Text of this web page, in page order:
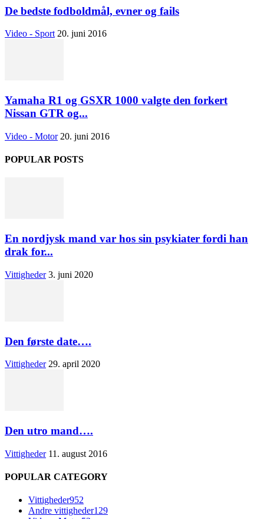
De bedste fodboldmål, evner og fails
Video - Sport 20. juni 2016
Yamaha R1 og GSXR 1000 valgte den forkert
Nissan GTR og...
Video - Motor 20. juni 2016
POPULAR POSTS
En nordjysk mand var hos sin psykiater fordi han
drak for...
Vittigheder 3. juni 2020
Den første date….
Vittigheder 29. april 2020
Den utro mand….
Vittigheder 11. august 2016
POPULAR CATEGORY
Vittigheder952
Andre vittigheder129